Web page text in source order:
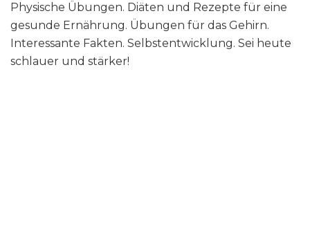
Physische Übungen. Diäten und Rezepte für eine
gesunde Ernährung. Übungen für das Gehirn.
Interessante Fakten. Selbstentwicklung. Sei heute
schlauer und stärker!